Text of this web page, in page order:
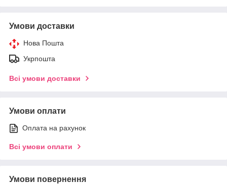
Умови доставки
Нова Пошта
Укрпошта
Всі умови доставки
Умови оплати
Оплата на рахунок
Всі умови оплати
Умови повернення